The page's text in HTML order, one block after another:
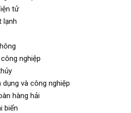
tử
lạnh
nghiệp
dụng và công nghiệp
hàng hải
biển